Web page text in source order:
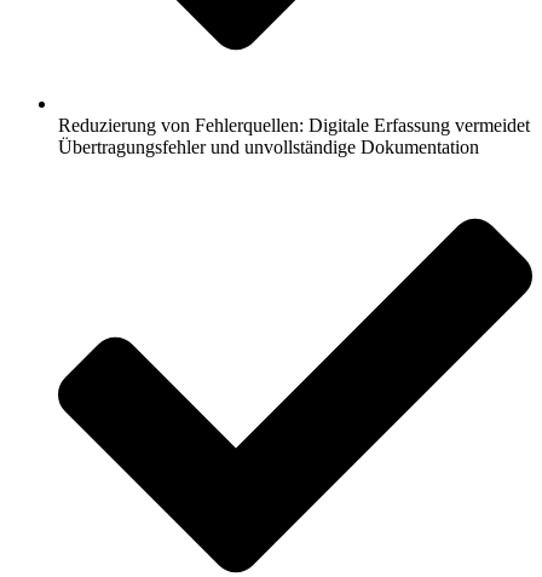
Reduzierung von Fehlerquellen: Digitale Erfassung vermeidet
Übertragungsfehler und unvollständige Dokumentation